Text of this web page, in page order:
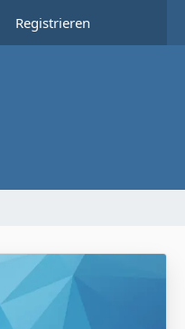
Registrieren